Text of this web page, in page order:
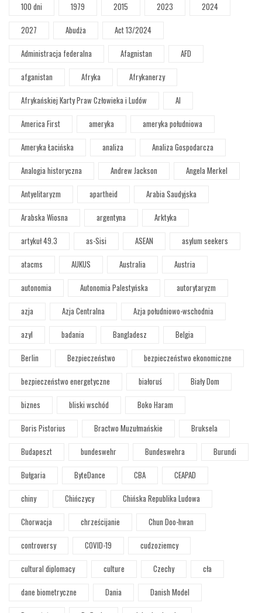
100 dni
1979 2015 2023
2024
2027
Abudża
Act 13/2024
Administracja federalna
Afagnistan
AFD
afganistan
Afryka
Afrykanerzy
Afrykańskiej Karty Praw Człowieka i Ludów
AI
America First
ameryka
ameryka południowa
Ameryka Łacińska
analiza
Analiza Gospodarcza
Analogia historyczna
Andrew Jackson
Angela Merkel
Antyelitaryzm
apartheid
Arabia Saudyjska
Arabska Wiosna
argentyna
Arktyka
artykuł 49.3
as-Sisi ASEAN
asylum seekers
atacms
AUKUS Australia
Austria
autonomia
Autonomia Palestyńska
autorytaryzm
azja
Azja Centralna
Azja południowo-wschodnia
azyl
badania Bangladesz
Belgia
Berlin
Bezpieczeństwo
bezpieczeństwo ekonomiczne
bezpieczeństwo energetyczne
białoruś
Biały Dom
biznes
bliski wschód
Boko Haram
Boris Pistorius
Bractwo Muzułmańskie
Bruksela
Budapeszt
bundeswehr Bundeswehra
Burundi
Bułgaria
ByteDance CBA
CEAPAD
chiny
Chińczycy
Chińska Republika Ludowa
Chorwacja
chrześcijanie
Chun Doo-hwan
controversy
COVID-19
cudzoziemcy
cultural diplomacy
culture Czechy
cła
dane biometryczne
Dania
Danish Model